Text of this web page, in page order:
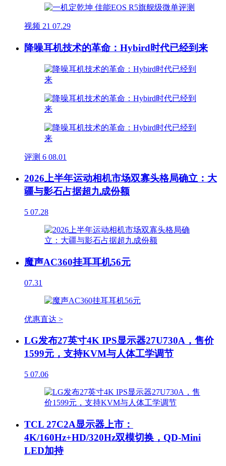
视频 21 07.29
降噪耳机技术的革命：Hybird时代已经到来
评测 6 08.01
2026上半年运动相机市场双寡头格局确立：大
疆与影石占据超九成份额
5 07.28
魔声AC360挂耳耳机56元
07.31
优惠直达 >
LG发布27英寸4K IPS显示器27U730A，售价
1599元，支持KVM与人体工学调节
5 07.06
TCL 27C2A显示器上市：
4K/160Hz+HD/320Hz双模切换，QD-Mini
LED加持